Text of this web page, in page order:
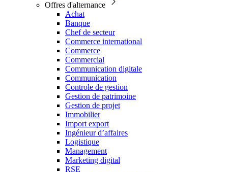
Offres d'alternance
Achat
Banque
Chef de secteur
Commerce international
Commerce
Commercial
Communication digitale
Communication
Controle de gestion
Gestion de patrimoine
Gestion de projet
Immobilier
Import export
Ingénieur d’affaires
Logistique
Management
Marketing digital
RSE